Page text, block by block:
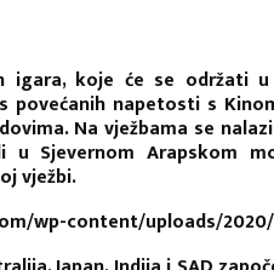
igara, koje će se održati
povećanih napetosti s
Na vježbama se
Sjevernom Arapskom
vježbi.